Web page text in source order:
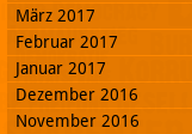
März 2017
Februar 2017
Januar 2017
Dezember 2016
November 2016